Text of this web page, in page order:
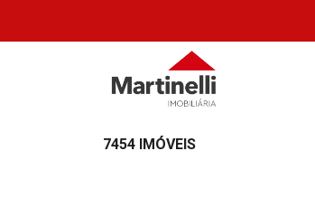
7454 IMÓVEIS